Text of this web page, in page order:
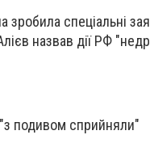
спеціальні
назвав дії РФ
подивом сприйняли"